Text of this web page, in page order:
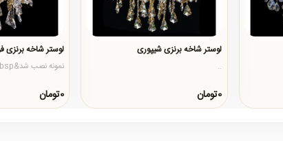
لوستر شاخه برنزی شیپوری
..
0تومان
لوستر شاخه برنزی
نمونه نصب شد&nbsp;..
0تومان